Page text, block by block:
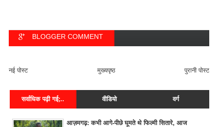
BLOGGER COMMENT
नई पोस्ट पुरानी पोस्ट
मुख्यपृष्ठ
सर्वाधिक पढ़ी गई;.. वीडियो वर्ग
आज़मगढ़: कभी आगे-पीछे घूमते थे फिल्मी सितारे, आज